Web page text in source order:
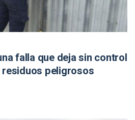
falla que deja sin control
peligrosos